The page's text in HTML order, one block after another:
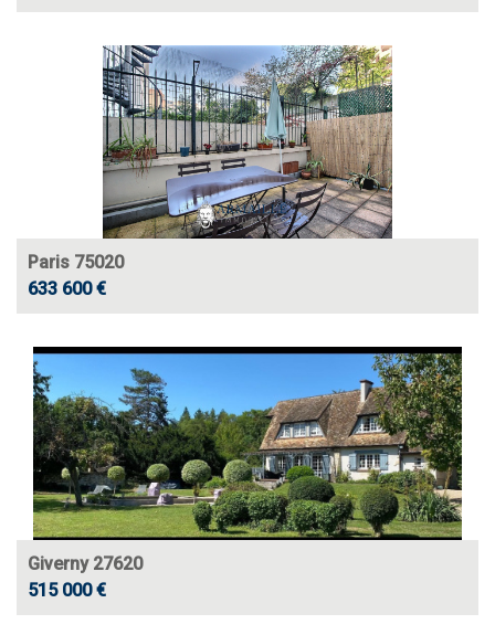
Paris 75020
633 600 €
Giverny 27620
515 000 €